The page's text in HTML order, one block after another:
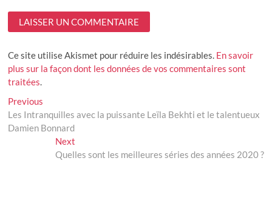
Ce site utilise Akismet pour réduire les indésirables. En savoir
plus sur la façon dont les données de vos commentaires sont
traitées.
Navigation
de
l’article
Previous
post:
Les Intranquilles avec la puissante Leïla Bekhti et le talentueux
Damien Bonnard
NextNext
post:
Quelles sont les meilleures séries des années 2020 ?